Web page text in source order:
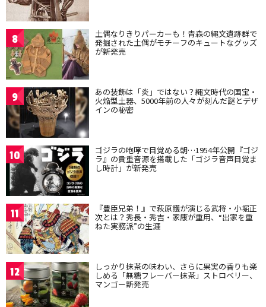
8 土偶なりきりパーカーも！青森の縄文遺跡群で
発掘された土偶がモチーフのキュートなグッズ
が新発売
9 あの装飾は「炎」ではない？縄文時代の国宝・
火焔型土器、5000年前の人々が刻んだ謎とデザ
インの秘密
10 ゴジラの咆哮で目覚める朝…1954年公開『ゴジ
ラ』の貴重音源を搭載した「ゴジラ音声目覚ま
し時計」が新発売
11 『豊臣兄弟！』で萩原護が演じる武将・小堀正
次とは？秀長・秀吉・家康が重用、“出家を重
ねた実務派”の生涯
12 しっかり抹茶の味わい、さらに果実の香りも楽
しめる「無糖フレーバー抹茶」ストロベリー、
マンゴー新発売